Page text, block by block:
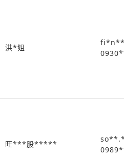
洪*姐
旺***股*****